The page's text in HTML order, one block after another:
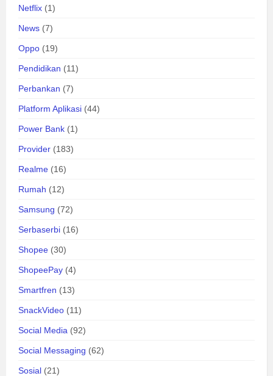
Netflix (1)
News (7)
Oppo (19)
Pendidikan (11)
Perbankan (7)
Platform Aplikasi (44)
Power Bank (1)
Provider (183)
Realme (16)
Rumah (12)
Samsung (72)
Serbaserbi (16)
Shopee (30)
ShopeePay (4)
Smartfren (13)
SnackVideo (11)
Social Media (92)
Social Messaging (62)
Sosial (21)